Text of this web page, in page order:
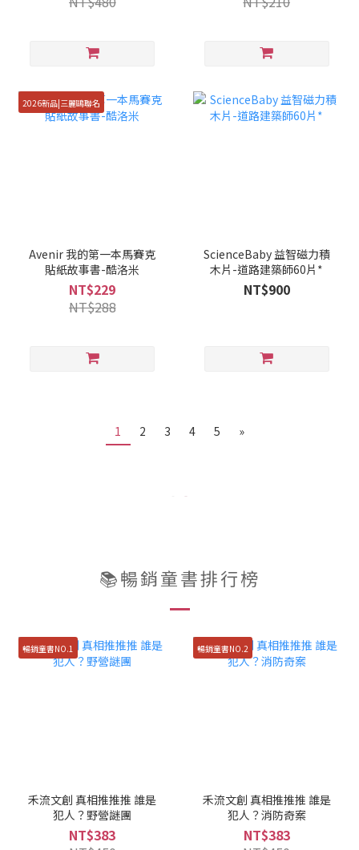
2026新品|三麗鷗聯名
Avenir 我的第一本馬賽克
貼紙故事書-酷洛米
NT$229
NT$288
ScienceBaby 益智磁力積
木片-道路建築師60片*
NT$900
1 2 3 4 5 »
📚暢銷童書排行榜
暢銷童書NO.1
禾流文創 真相推推推 誰是
犯人？野營謎團
NT$383
暢銷童書NO.2
禾流文創 真相推推推 誰是
犯人？消防奇案
NT$383